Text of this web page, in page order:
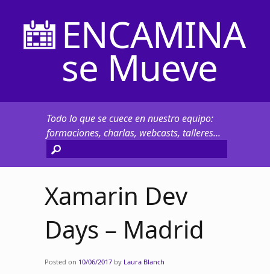
ENCAMINA
se Mueve
Todo lo que se cuece en nuestro equipo:
formaciones, charlas, webcasts, talleres...
Xamarin Dev
Days – Madrid
Posted on 10/06/2017 by Laura Blanch